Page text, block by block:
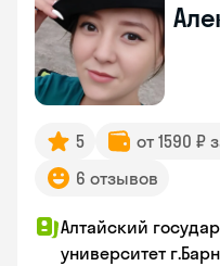
5 от 1590 ₽
6 отзывов
Алтайский
университет